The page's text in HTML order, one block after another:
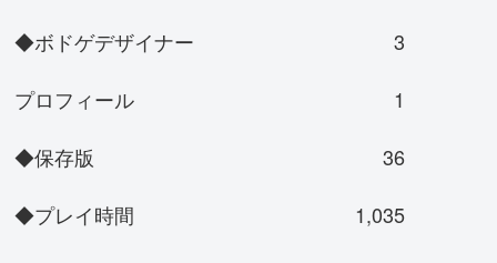
◆ボドゲデザイナー
3
プロフィール
1
◆保存版
36
◆プレイ時間
1,035